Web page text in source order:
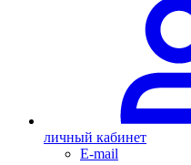
личный кабинет
E-mail